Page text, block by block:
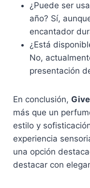
¿Puede ser
año? Sí,
encantador
¿Está
No,
presentación
En conclusión,
más que un
estilo y
experiencia
una opción
destacar con